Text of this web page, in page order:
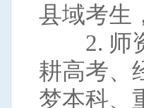
县域考生
2. 师资
耕高考、
梦本科、